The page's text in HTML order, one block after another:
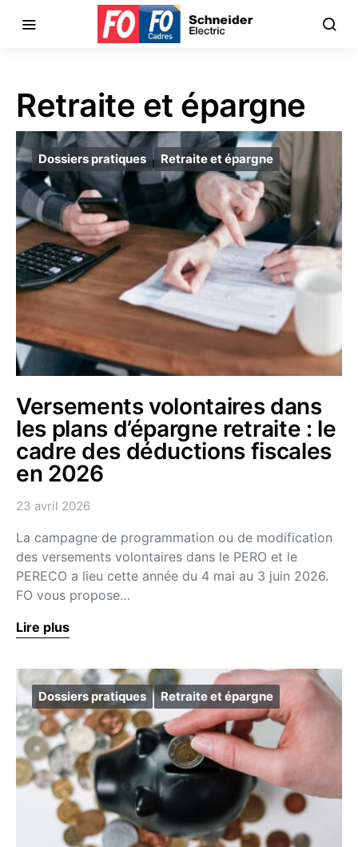
Retraite et épargne
Dossiers pratiques Retraite et épargne
Versements volontaires dans
les plans d’épargne retraite : le
cadre des déductions fiscales
en 2026
23 avril 2026
La campagne de programmation ou de modification
des versements volontaires dans le PERO et le
PERECO a lieu cette année du 4 mai au 3 juin 2026.
FO vous propose…
Lire plus
Dossiers pratiques Retraite et épargne